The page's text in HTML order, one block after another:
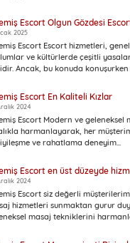
Escort Olgun Gözdesi
2025
Escort Escort hizmetleri,
ve kültürlerde çeşitli
Ancak, bu konuda konuşurken
Escort En Kaliteli Kızlar
2024
Escort Modern ve geleneksel
harmanlayarak, her
ve rahatlama deneyim...
Escort en üst düzeyde
2024
Escort siz değerli
hizmetleri sunmaktan gurur
masaj tekniklerini